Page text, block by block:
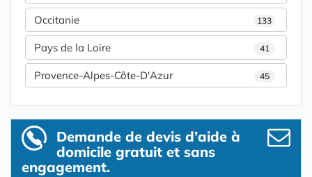
Occitanie 133
Pays de la Loire 41
Provence-Alpes-Côte-D'Azur 45
Demande de devis d’aide à
domicile gratuit et sans
engagement.